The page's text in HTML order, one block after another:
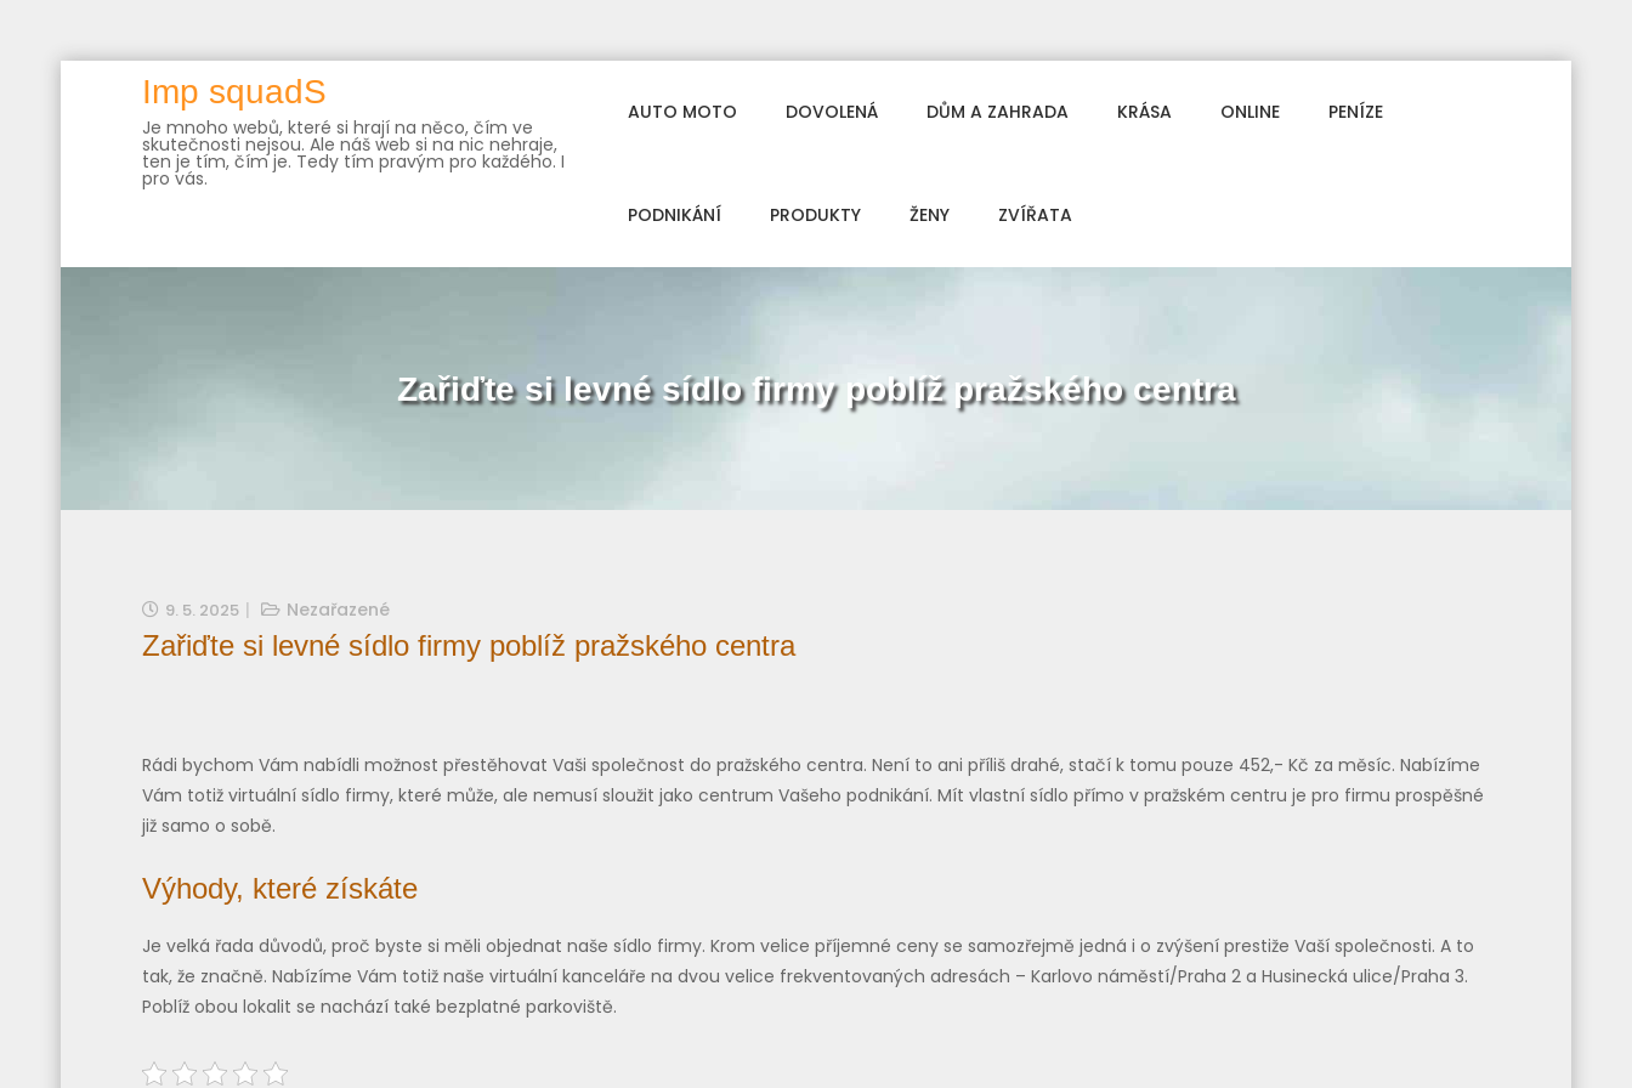
Imp squadS
Je mnoho webů, které si hrají na něco, čím ve
skutečnosti nejsou. Ale náš web si na nic nehraje,
ten je tím, čím je. Tedy tím pravým pro každého. I
pro vás.
AUTO MOTO DOVOLENÁ DŮM A ZAHRADA KRÁSA ONLINE PENÍZE
PODNIKÁNÍ PRODUKTY ŽENY ZVÍŘATA
Zařiďte si levné sídlo firmy poblíž pražského centra
9. 5. 2025 Nezařazené
Zařiďte si levné sídlo firmy poblíž pražského centra
Rádi bychom Vám nabídli možnost přestěhovat Vaši společnost do pražského centra. Není to ani příliš drahé, stačí k tomu pouze 452,- Kč za měsíc. Nabízíme
Vám totiž virtuální sídlo firmy, které může, ale nemusí sloužit jako centrum Vašeho podnikání. Mít vlastní sídlo přímo v pražském centru je pro firmu prospěšné
již samo o sobě.
Výhody, které získáte
Je velká řada důvodů, proč byste si měli objednat naše sídlo firmy. Krom velice příjemné ceny se samozřejmě jedná i o zvýšení prestiže Vaší společnosti. A to
tak, že značně. Nabízíme Vám totiž naše virtuální kanceláře na dvou velice frekventovaných adresách – Karlovo náměstí/Praha 2 a Husinecká ulice/Praha 3.
Poblíž obou lokalit se nachází také bezplatné parkoviště.